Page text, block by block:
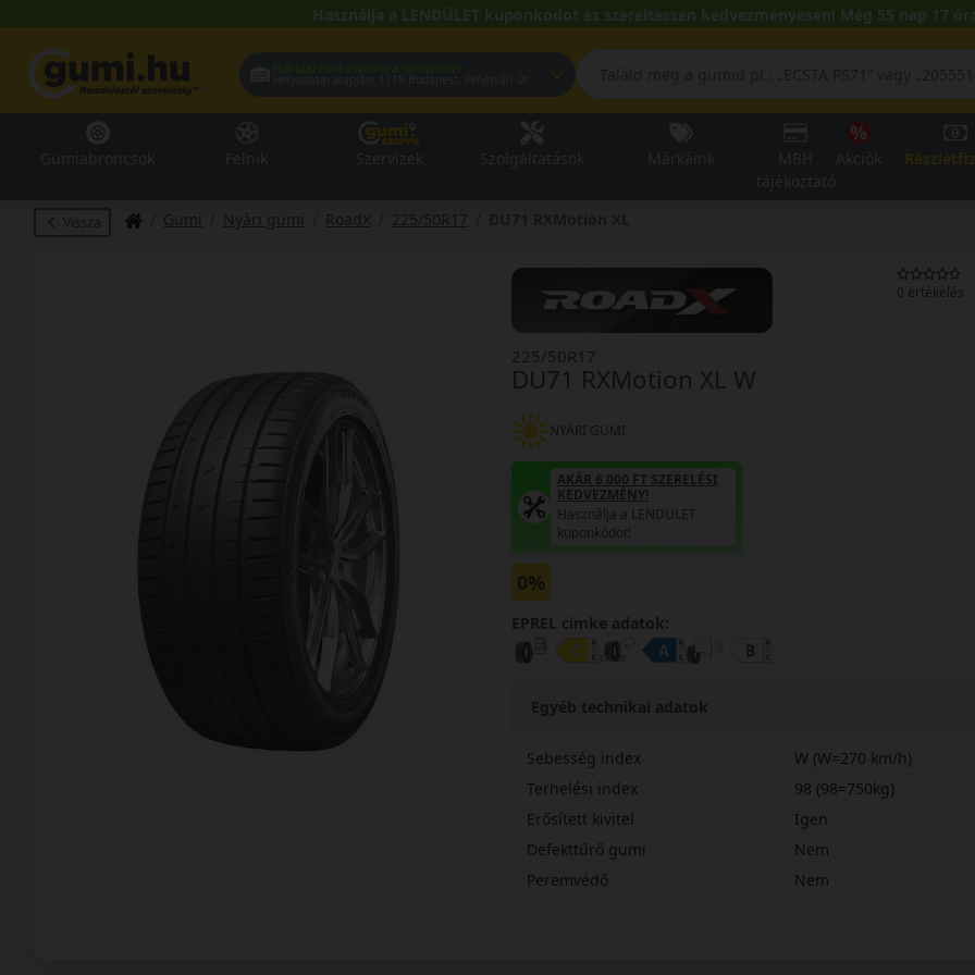
Használja a LENDÜLET kuponkódot és szereltessen kedvezményesen! Még 55 nap 17
Vissza Gumi Nyári gumi RoadX 225/50R17
0 értékelés
DU71 RXMotion XL W
225/50R17
NYÁRI GUMI
AKÁR 6.000 FT SZERELÉSI
KEDVEZMÉNY!
Használja a LENDÜLET
kuponkódot!
0%
EPREL cimke adatok:
Egyéb technikai adatok
Sebesség index
W (W=270 km/h)
Terhelési index
98 (98=750kg)
Erősített kivitel
Igen
Defekttűrő gumi
Nem
Peremvédő
Nem